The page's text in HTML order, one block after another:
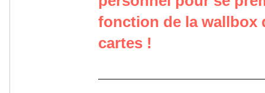
fonction de la wallbox
cartes !